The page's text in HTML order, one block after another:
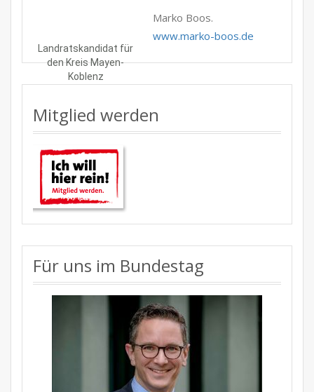
Landratskandidat für
den Kreis Mayen-
Koblenz
Marko Boos.
www.marko-boos.de
Mitglied werden
Für uns im Bundestag